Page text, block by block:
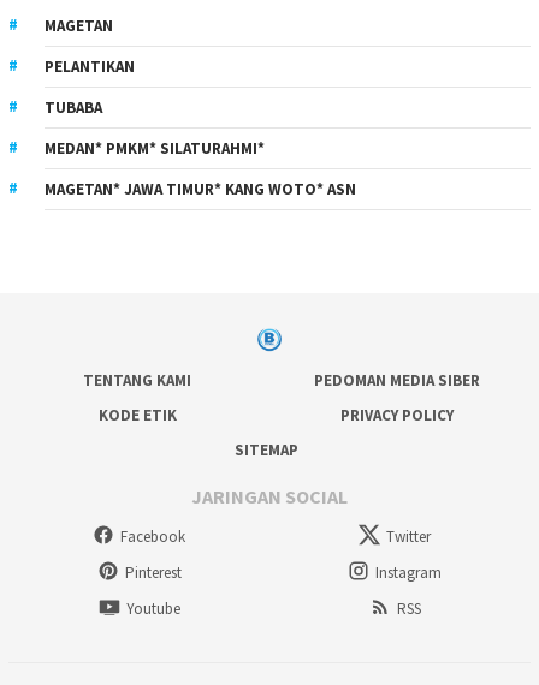
MAGETAN
PELANTIKAN
TUBABA
MEDAN* PMKM* SILATURAHMI*
MAGETAN* JAWA TIMUR* KANG WOTO* ASN
TENTANG KAMI
PEDOMAN MEDIA SIBER
KODE ETIK
PRIVACY POLICY
SITEMAP
JARINGAN SOCIAL
Facebook
Twitter
Pinterest
Instagram
Youtube
RSS